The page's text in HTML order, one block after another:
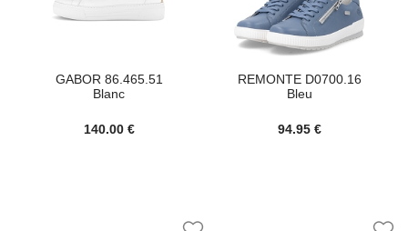
GABOR 86.465.51
Blanc
140.00 €
REMONTE D0700.16
Bleu
94.95 €